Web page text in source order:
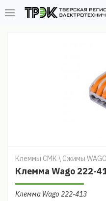
Клеммы СМК \ Сжимы WAGO
Клемма Wago 222-
Клемма Wago 222-413